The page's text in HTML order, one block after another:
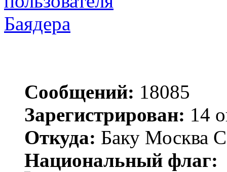
Баядера
Сообщений: 18085
Зарегистрирован: 14
Откуда: Баку Москва
Национальный флаг: